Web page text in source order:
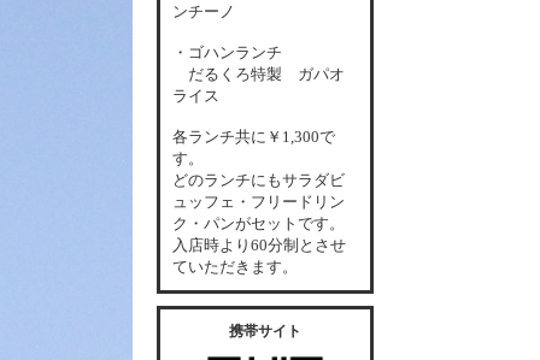
ンチーノ
・ゴハンランチ
だるくろ特製 ガパオ
ライス
各ランチ共に￥1,300で
す。
どのランチにもサラダビ
ュッフェ・フリードリン
ク・パンがセットです。
入店時より60分制とさせ
ていただきます。
携帯サイト